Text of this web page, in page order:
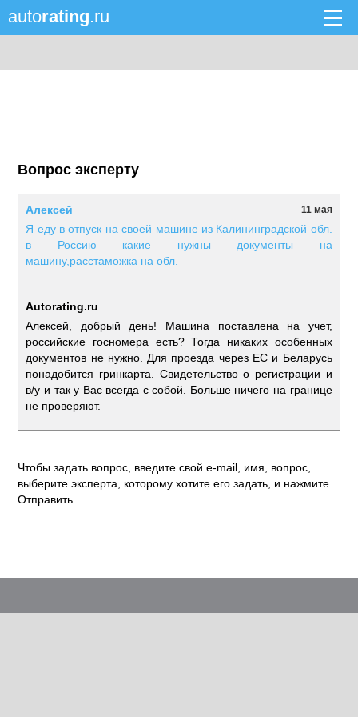
autorating.ru
Вопрос эксперту
11 мая
Алексей
Я еду в отпуск на своей машине из Калининградской обл.
в Россию какие нужны документы на
машину,расстаможка на обл.
Autorating.ru
Алексей, добрый день! Машина поставлена на учет,
российские госномера есть? Тогда никаких особенных
документов не нужно. Для проезда через ЕС и Беларусь
понадобится гринкарта. Свидетельство о регистрации и
в/у и так у Вас всегда с собой. Больше ничего на границе
не проверяют.
Чтобы задать вопрос, введите свой e-mail, имя, вопрос,
выберите эксперта, которому хотите его задать, и нажмите
Отправить.